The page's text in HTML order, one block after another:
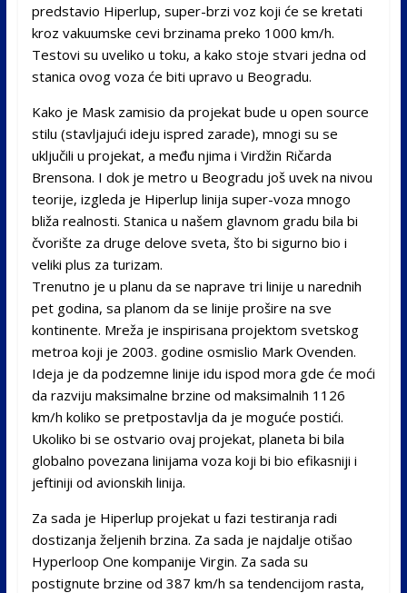
predstavio Hiperlup, super-brzi voz koji će se kretati
kroz vakuumske cevi brzinama preko 1000 km/h.
Testovi su uveliko u toku, a kako stoje stvari jedna od
stanica ovog voza će biti upravo u Beogradu.
Kako je Mask zamisio da projekat bude u open source
stilu (stavljajući ideju ispred zarade), mnogi su se
uključili u projekat, a među njima i Virdžin Ričarda
Brensona. I dok je metro u Beogradu još uvek na nivou
teorije, izgleda je Hiperlup linija super-voza mnogo
bliža realnosti. Stanica u našem glavnom gradu bila bi
čvorište za druge delove sveta, što bi sigurno bio i
veliki plus za turizam.
Trenutno je u planu da se naprave tri linije u narednih
pet godina, sa planom da se linije prošire na sve
kontinente. Mreža je inspirisana projektom svetskog
metroa koji je 2003. godine osmislio Mark Ovenden.
Ideja je da podzemne linije idu ispod mora gde će moći
da razviju maksimalne brzine od maksimalnih 1126
km/h koliko se pretpostavlja da je moguće postići.
Ukoliko bi se ostvario ovaj projekat, planeta bi bila
globalno povezana linijama voza koji bi bio efikasniji i
jeftiniji od avionskih linija.
Za sada je Hiperlup projekat u fazi testiranja radi
dostizanja željenih brzina. Za sada je najdalje otišao
Hyperloop One kompanije Virgin. Za sada su
postignute brzine od 387 km/h sa tendencijom rasta,